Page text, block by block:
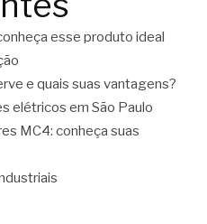
esse produto ideal
e quais suas vantagens?
elétricos em São Paulo
MC4: conheça suas